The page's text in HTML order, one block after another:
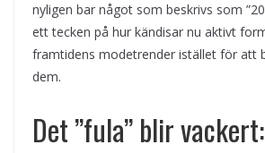
nyligen bar något som beskrivs som
ett tecken på hur kändisar nu aktivt
framtidens modetrender istället för att
dem.
Det ”fula” blir vackert: